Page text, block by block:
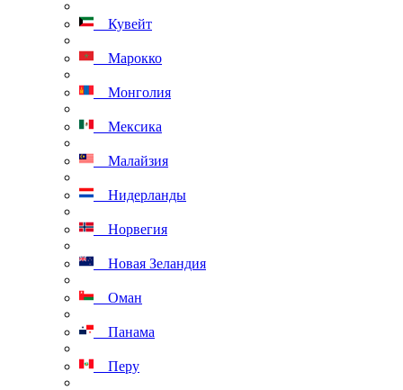
Кувейт
Марокко
Монголия
Мексика
Малайзия
Нидерланды
Норвегия
Новая Зеландия
Оман
Панама
Перу